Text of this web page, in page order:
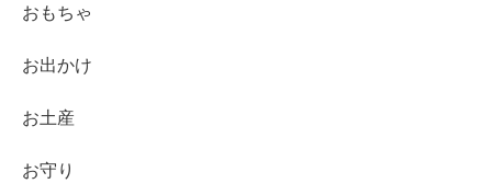
おもちゃ
お出かけ
お土産
お守り